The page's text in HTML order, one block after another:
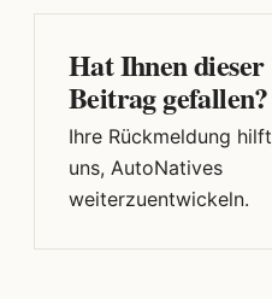
Hat Ihnen dieser
Beitrag gefallen?
Ihre Rückmeldung hilft
uns, AutoNatives
weiterzuentwickeln.